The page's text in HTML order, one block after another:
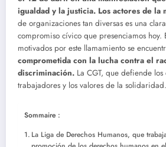
igualdad y la justicia. Los actores de la
de organizaciones tan diversas es una
compromiso cívico que presenciamos hoy.
motivados por este llamamiento se
comprometida con la lucha contra el
discriminación. La CGT, que defiende
trabajadores y los valores de la solidaridad.
Sommaire :
La Liga de Derechos Humanos, que